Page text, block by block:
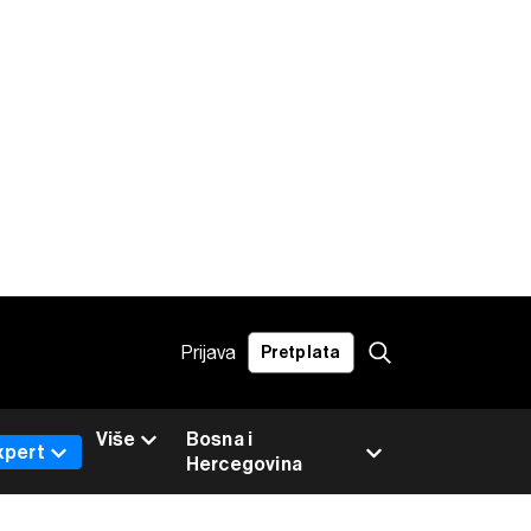
Prijava Pretplata
Bosna i
Hercegovina
Više